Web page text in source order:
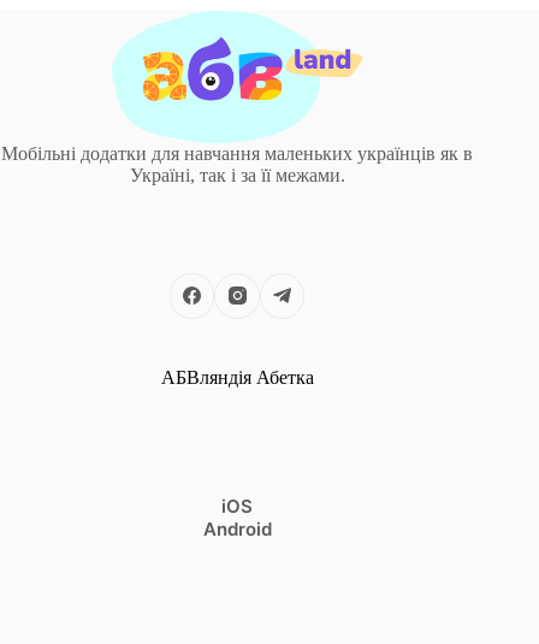
Мобільні додатки для навчання маленьких українців як в
Україні, так і за її межами.
АБВляндія Абетка
iOS
Android